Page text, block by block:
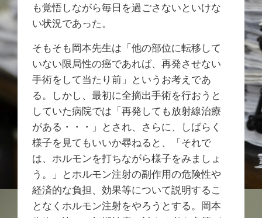
も覚悟しながら毎日を過ごさないといけな
い状況であった。
そもそも岡本先生は「他の部位に転移して
いない限局性の癌であれば、再発させない
手術をして当たり前」というお考えであ
る。しかし、最初に全摘出手術を行おうと
していた病院では「再発しても放射線治療
がある・・・」とされ、さらに、しばらく
様子を見てもいいか尋ねると、「それで
は、ホルモンを打ちながら様子をみましょ
う。」とホルモン注射の副作用の危険性や
経済的な負担、効果等について説明するこ
となくホルモン注射をやろうとする。岡本